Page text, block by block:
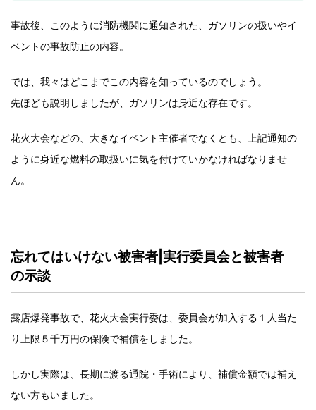
事故後、このように消防機関に通知された、ガソリンの扱いやイ
ベントの事故防止の内容。
では、我々はどこまでこの内容を知っているのでしょう。
先ほども説明しましたが、ガソリンは身近な存在です。
花火大会などの、大きなイベント主催者でなくとも、上記通知の
ように身近な燃料の取扱いに気を付けていかなければなりませ
ん。
忘れてはいけない被害者|実行委員会と被害者
の示談
露店爆発事故で、花火大会実行委は、委員会が加入する１人当た
り上限５千万円の保険で補償をしました。
しかし実際は、長期に渡る通院・手術により、補償金額では補え
ない方もいました。